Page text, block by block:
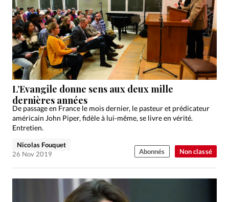
Non classé
L’Evangile donne sens aux deux mille
dernières années
De passage en France le mois dernier, le pasteur et prédicateur
américain John Piper, fidèle à lui-même, se livre en vérité.
Entretien.
Nicolas Fouquet
26 Nov 2019
Abonnés